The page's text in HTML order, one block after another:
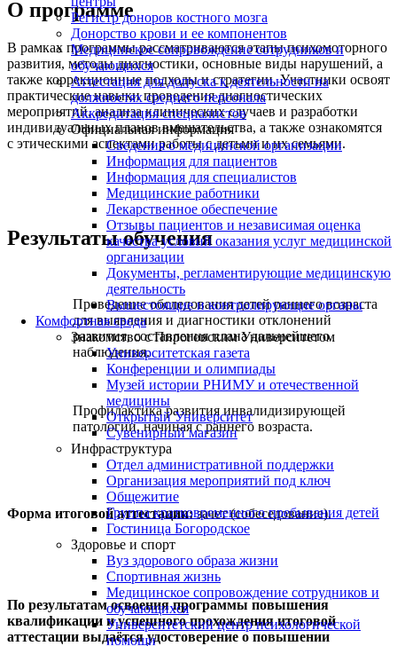
Регистр доноров костного мозга
Донорство крови и ее компонентов
Медицинское сопровождение сотрудников и
обучающихся
Аттестация для допуска к деятельности на
должностях среднего персонала
Аккредитация специалистов
Официальная информация
Сведения о медицинской организации
Информация для пациентов
Информация для специалистов
Медицинские работники
Лекарственное обеспечение
Отзывы пациентов и независимая оценка
качества условий оказания услуг медицинской
организации
Документы, регламентирующие медицинскую
деятельность
Вышестоящие и контролирующие органы
Комфортная среда
Знакомство с Пироговским Университетом
Университетская газета
Конференции и олимпиады
Музей истории РНИМУ и отечественной
медицины
Открытый Университет
Сувенирный магазин
Инфраструктура
Отдел административной поддержки
Организация мероприятий под ключ
Общежитие
Группа кратковременного пребывания детей
Гостиница Богородское
Здоровье и спорт
Вуз здорового образа жизни
Спортивная жизнь
Медицинское сопровождение сотрудников и
обучающихся
Университетский центр психологической
помощи
О программе
В рамках программы рассматриваются этапы психомоторного
развития, методы диагностики, основные виды нарушений, а
также коррекционные подходы и стратегии. Участники освоят
практические навыки проведения диагностических
мероприятий, анализа клинических случаев и разработки
индивидуальных планов вмешательства, а также ознакомятся
с этическими аспектами работы с детьми и их семьями.
Результаты обучения
Проведение обследования детей раннего возраста
для выявления и диагностики отклонений
развития, составления плана дальнейшего
наблюдения.
Профилактика развития инвалидизирующей
патологии, начиная с раннего возраста.
Форма итоговой аттестации:зачет (собеседование).
По результатам освоения программы повышения
квалификации и успешного прохождения итоговой
аттестации выдаётся удостоверение о повышении